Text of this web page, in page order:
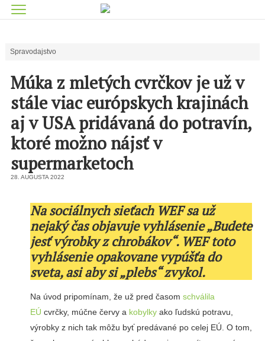
Spravodajstvo
Múka z mletých cvrčkov je už v
stále viac európskych krajinách
aj v USA pridávaná do potravín,
ktoré možno nájsť v
supermarketoch
28. AUGUSTA 2022
Na sociálnych sieťach WEF sa už
nejaký čas objavuje vyhlásenie „Budete
jesť výrobky z chrobákov“. WEF toto
vyhlásenie opakovane vypúšťa do
sveta, asi aby si „plebs“ zvykol.
Na úvod pripomínam, že už pred časom schválila
EÚ cvrčky, múčne červy a kobylkyako ľudskú potravu,
výrobky z nich tak môžu byť predávané po celej EÚ. O tom,